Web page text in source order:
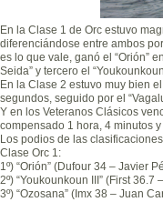
En la Clase 1 de Orc estuvo
diferenciándose entre ambos
es lo que vale, ganó el “Orión”
Seida” y tercero el
En la Clase 2 estuvo muy bien
segundos, seguido por el
Y en los Veteranos Clásicos
compensado 1 hora, 4 minutos
Los podios de las
Clase Orc 1:
1º) “Orión” (Dufour 34 – Javier
2º) “Youkounkoun III” (First
3º) “Ozosana” (Imx 38 – Juan